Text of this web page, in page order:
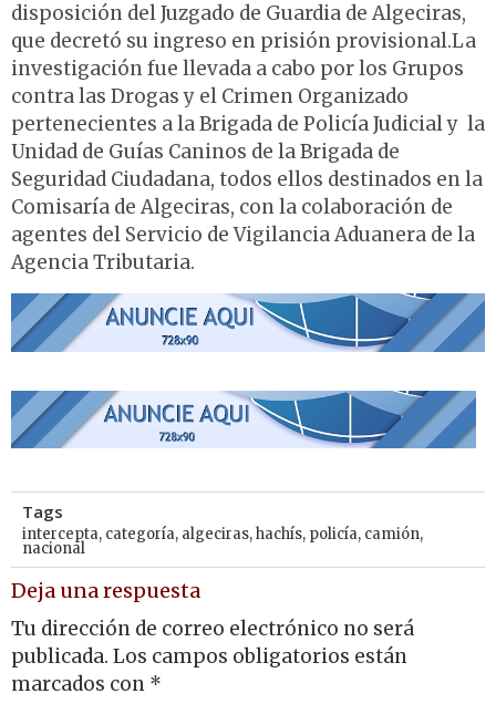
disposición del Juzgado de Guardia de Algeciras,
que decretó su ingreso en prisión provisional.La
investigación fue llevada a cabo por los Grupos
contra las Drogas y el Crimen Organizado
pertenecientes a la Brigada de Policía Judicial y la
Unidad de Guías Caninos de la Brigada de
Seguridad Ciudadana, todos ellos destinados en la
Comisaría de Algeciras, con la colaboración de
agentes del Servicio de Vigilancia Aduanera de la
Agencia Tributaria.
Tags
intercepta, categoría, algeciras,hachís, policía, camión,
nacional
Deja una respuesta
Tu dirección de correo electrónico no será
publicada. Los campos obligatorios están
marcados con *